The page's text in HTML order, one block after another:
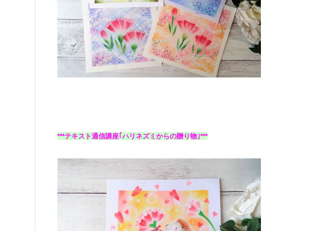
***テキスト通信講座｢ハリネズミからの贈り物｣***